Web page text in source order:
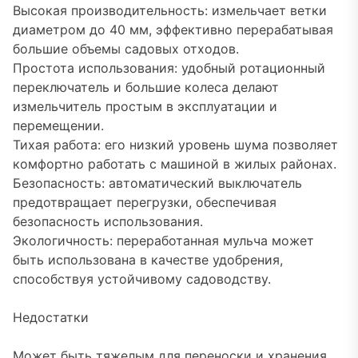
Высокая производительность: измельчает ветки
диаметром до 40 мм, эффективно перерабатывая
большие объемы садовых отходов.
Простота использования: удобный ротационный
переключатель и большие колеса делают
измельчитель простым в эксплуатации и
перемещении.
Тихая работа: его низкий уровень шума позволяет
комфортно работать с машиной в жилых районах.
Безопасность: автоматический выключатель
предотвращает перегрузки, обеспечивая
безопасность использования.
Экологичность: переработанная мульча может
быть использована в качестве удобрения,
способствуя устойчивому садоводству.
Недостатки